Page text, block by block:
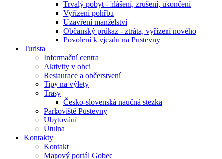
Trvalý pobyt - hlášení, zrušení, ukončení
Vyřízení pohřbu
Uzavření manželství
Občanský průkaz - ztráta, vyřízení nového
Povolení k vjezdu na Pustevny
Turista
Informační centra
Aktivity v obci
Restaurace a občerstvení
Tipy na výlety
Trasy
Česko-slovenská naučná stezka
Parkoviště Pustevny
Ubytování
Útulna
Kontakty
Kontakt
Mapový portál Gobec